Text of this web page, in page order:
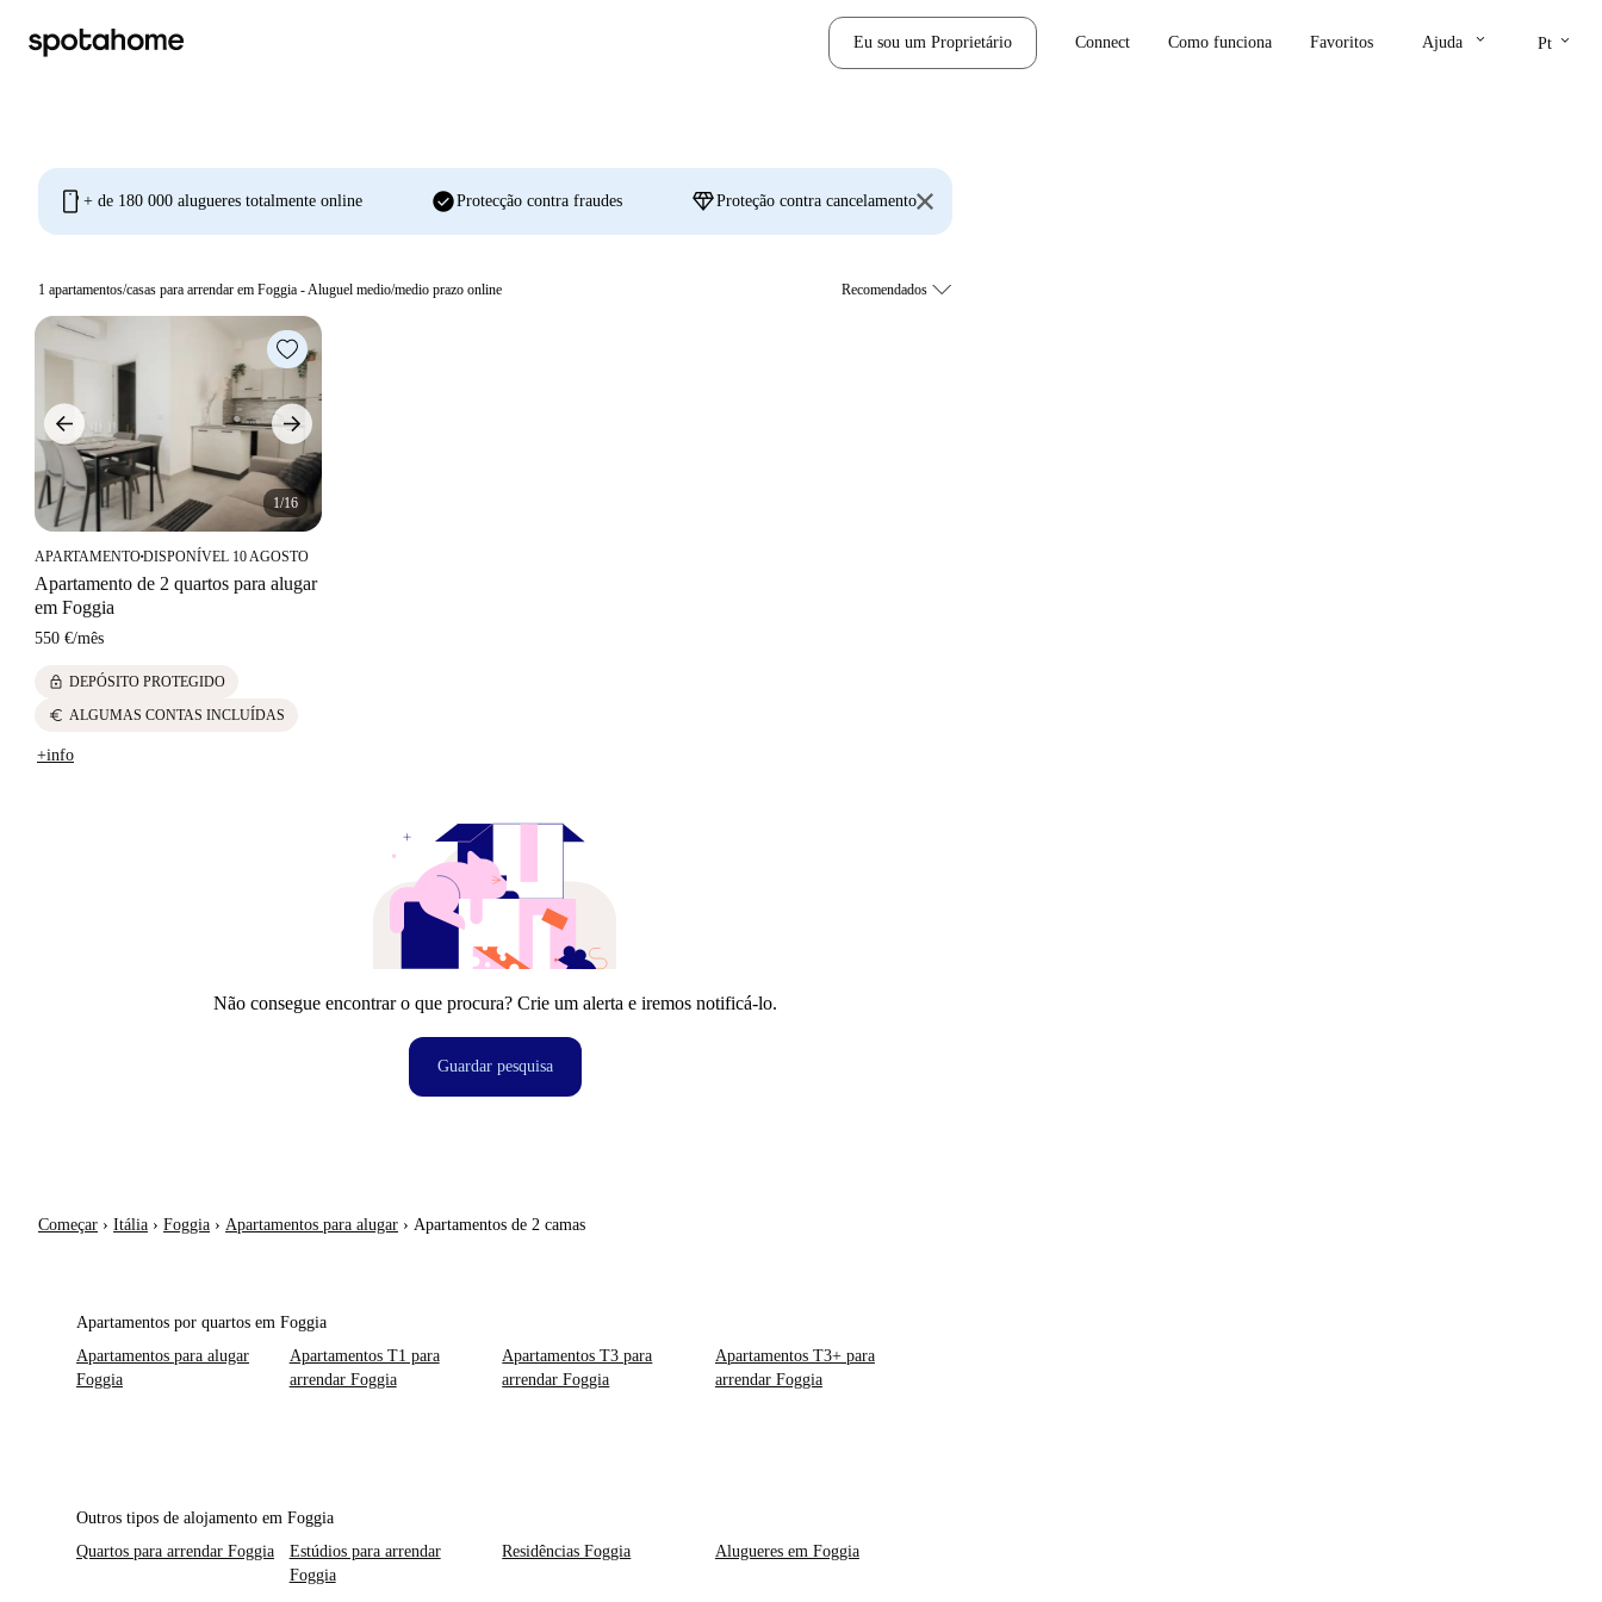
Eu sou um Proprietário Connect Como funciona Favoritos Ajuda keyboard_arrow_down Pt keyboard_arrow_down
mobile + de 180 000 alugueres totalmente online check_circleProtecção contra fraudes diamondProteção contra cancelamento
1 apartamentos/casas para arrendar em Foggia - Aluguel medio/medio prazo online
1/16
APARTAMENTO■DISPONÍVEL 10 AGOSTO
Apartamento de 2 quartos para alugar
em Foggia
550 €/mês
lock DEPÓSITO PROTEGIDO
euro ALGUMAS CONTAS INCLUÍDAS
+info
Não consegue encontrar o que procura? Crie um alerta e iremos notificá-lo.
Guardar pesquisa
Começar › Itália › Foggia › Apartamentos para alugar › Apartamentos de 2 camas
Apartamentos por quartos em Foggia
Apartamentos para alugar
Foggia
Apartamentos T1 para
arrendar Foggia
Apartamentos T3 para
arrendar Foggia
Apartamentos T3+ para
arrendar Foggia
Outros tipos de alojamento em Foggia
Quartos para arrendar Foggia
Estúdios para arrendar
Foggia
Residências Foggia Alugueres em Foggia